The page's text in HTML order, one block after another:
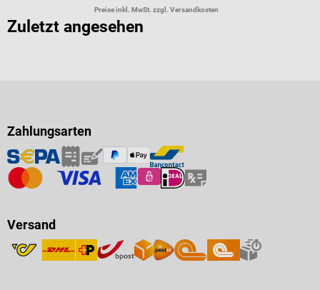
Preise inkl. MwSt. zzgl. Versandkosten
Zuletzt angesehen
Zahlungsarten
Versand